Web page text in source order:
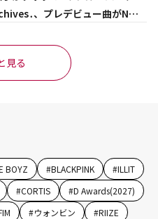
、プレデビュー曲がNet
見る
BOYZ #BLACKPINK #ILLIT
#CORTIS #D Awards(2027)
#ウォンビン #RIIZE